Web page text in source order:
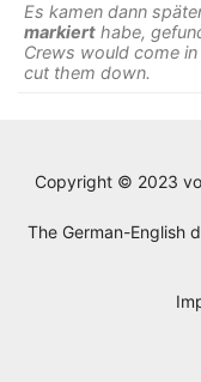
Es kamen dann
markiert habe,
Crews would come
cut them down.
Copyright © 2023
The German-English